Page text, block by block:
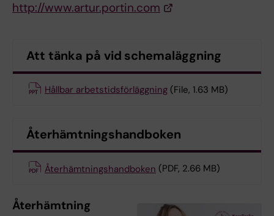
http://www.artur.portin.com
Att tänka på vid schemaläggning
Hållbar arbetstidsförläggning (File, 1.63 MB)
Återhämtningshandboken
Återhämtningshandboken (PDF, 2.66 MB)
Återhämtning